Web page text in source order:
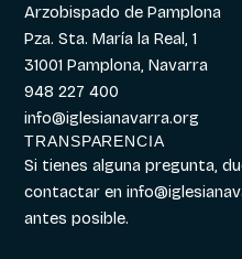
Arzobispado de Pamplona
Pza. Sta. María la Real, 1
31001 Pamplona, Navarra
948 227 400
info@iglesianavarra.org
TRANSPARENCIA
Si tienes alguna pregunta,
contactar en
antes posible.